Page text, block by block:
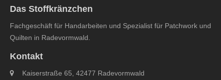
Das Stoffkränzchen
Fachgeschäft für Handarbeiten und Spezialist für Patchwork und
Quilten in Radevormwald.
Kontakt
Kaiserstraße 65, 42477 Radevormwald